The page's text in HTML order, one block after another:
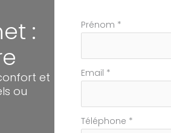
:
et
ou
Formulaire
téléphone
Prénom *
Email *
Téléphone *